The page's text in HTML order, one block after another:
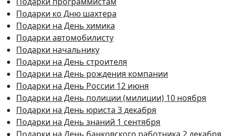
Подарки ко Дню шахтера
Подарки на День химика
Подарки автомобилисту
Подарки начальнику
Подарки на День строителя
Подарки на День рождения компании
Подарки на День России 12 июня
Подарки на День полиции (милиции) 10 ноября
Подарки на День юриста 3 декабря
Подарки на День знаний 1 сентября
Подарки на День банковского работника 2 декабря